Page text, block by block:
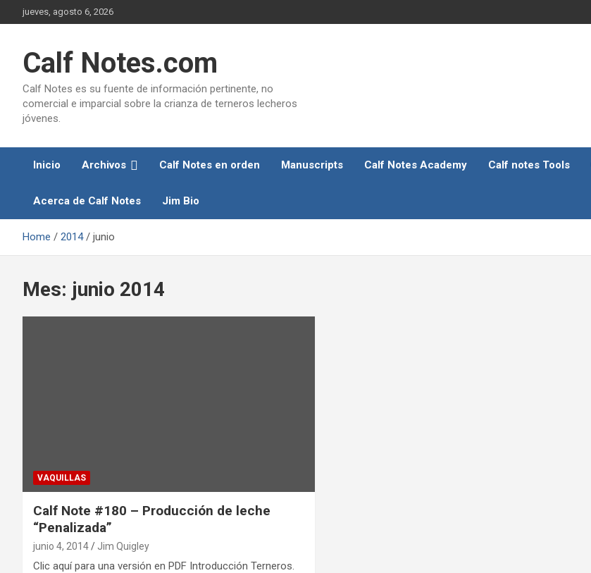
to
jueves, agosto 6, 2026
Calf Notes.com
Calf Notes es su fuente de información pertinente, no
comercial e imparcial sobre la crianza de terneros lecheros
jóvenes.
Inicio Archivos Calf Notes en orden Manuscripts Calf Notes Academy Calf notes Tools
Acerca de Calf Notes Jim Bio
Home 2014 junio
Mes: junio 2014
VAQUILLAS
Calf Note #180 – Producción de leche
“Penalizada”
junio 4, 2014 Jim Quigley
Clic aquí para una versión en PDF Introducción Terneros.